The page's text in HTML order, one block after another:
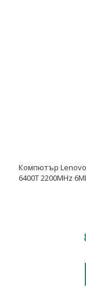
Компютър Lenovo
6400T 2200MHz